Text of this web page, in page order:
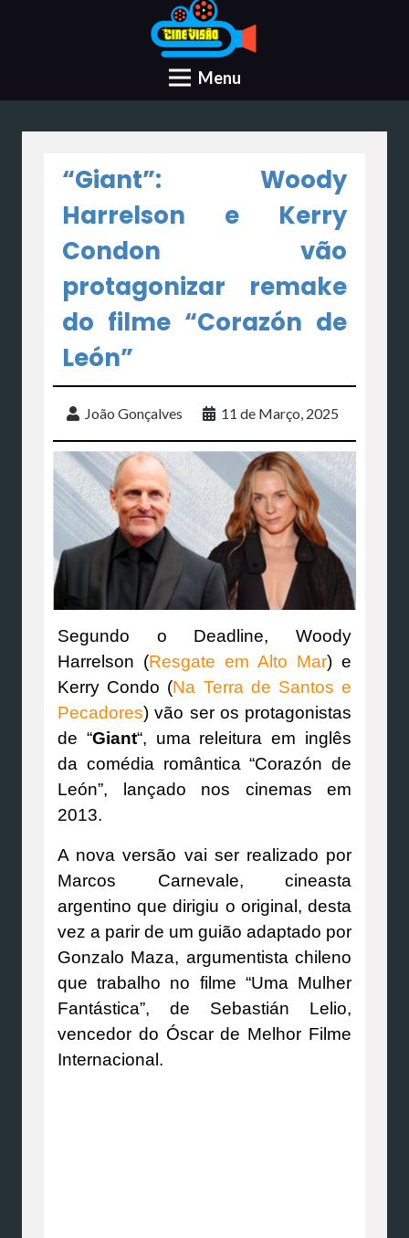
Menu
“Giant”: Woody
Harrelson e Kerry
Condon vão
protagonizar remake
do filme “Corazón de
León”
João Gonçalves 11 de Março, 2025
Segundo o Deadline, Woody
Harrelson (Resgate em Alto Mar) e
Kerry Condo (Na Terra de Santos e
Pecadores) vão ser os protagonistas
de “Giant“, uma releitura em inglês
da comédia romântica “Corazón de
León”, lançado nos cinemas em
2013.
A nova versão vai ser realizado por
Marcos Carnevale, cineasta
argentino que dirigiu o original, desta
vez a parir de um guião adaptado por
Gonzalo Maza, argumentista chileno
que trabalho no filme “Uma Mulher
Fantástica”, de Sebastián Lelio,
vencedor do Óscar de Melhor Filme
Internacional.